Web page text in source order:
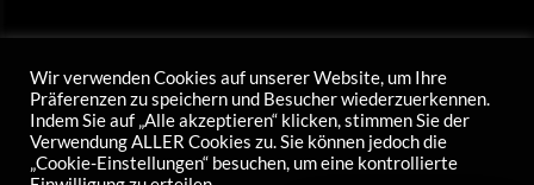
Wir verwenden Cookies auf unserer Website, um Ihre
Präferenzen zu speichern und Besucher wiederzuerkennen.
Indem Sie auf „Alle akzeptieren“ klicken, stimmen Sie der
Verwendung ALLER Cookies zu. Sie können jedoch die
„Cookie-Einstellungen“ besuchen, um eine kontrollierte